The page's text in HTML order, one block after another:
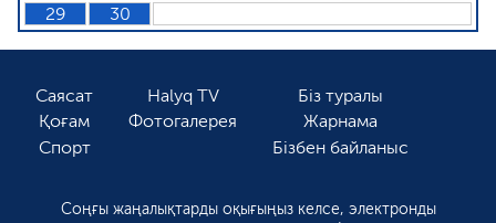
29
30
Саясат
Қоғам
Спорт
Halyq TV
Фотогалерея
Біз туралы
Жарнама
Бізбен байланыс
Соңғы жаңалықтарды оқығыңыз келсе, электронды